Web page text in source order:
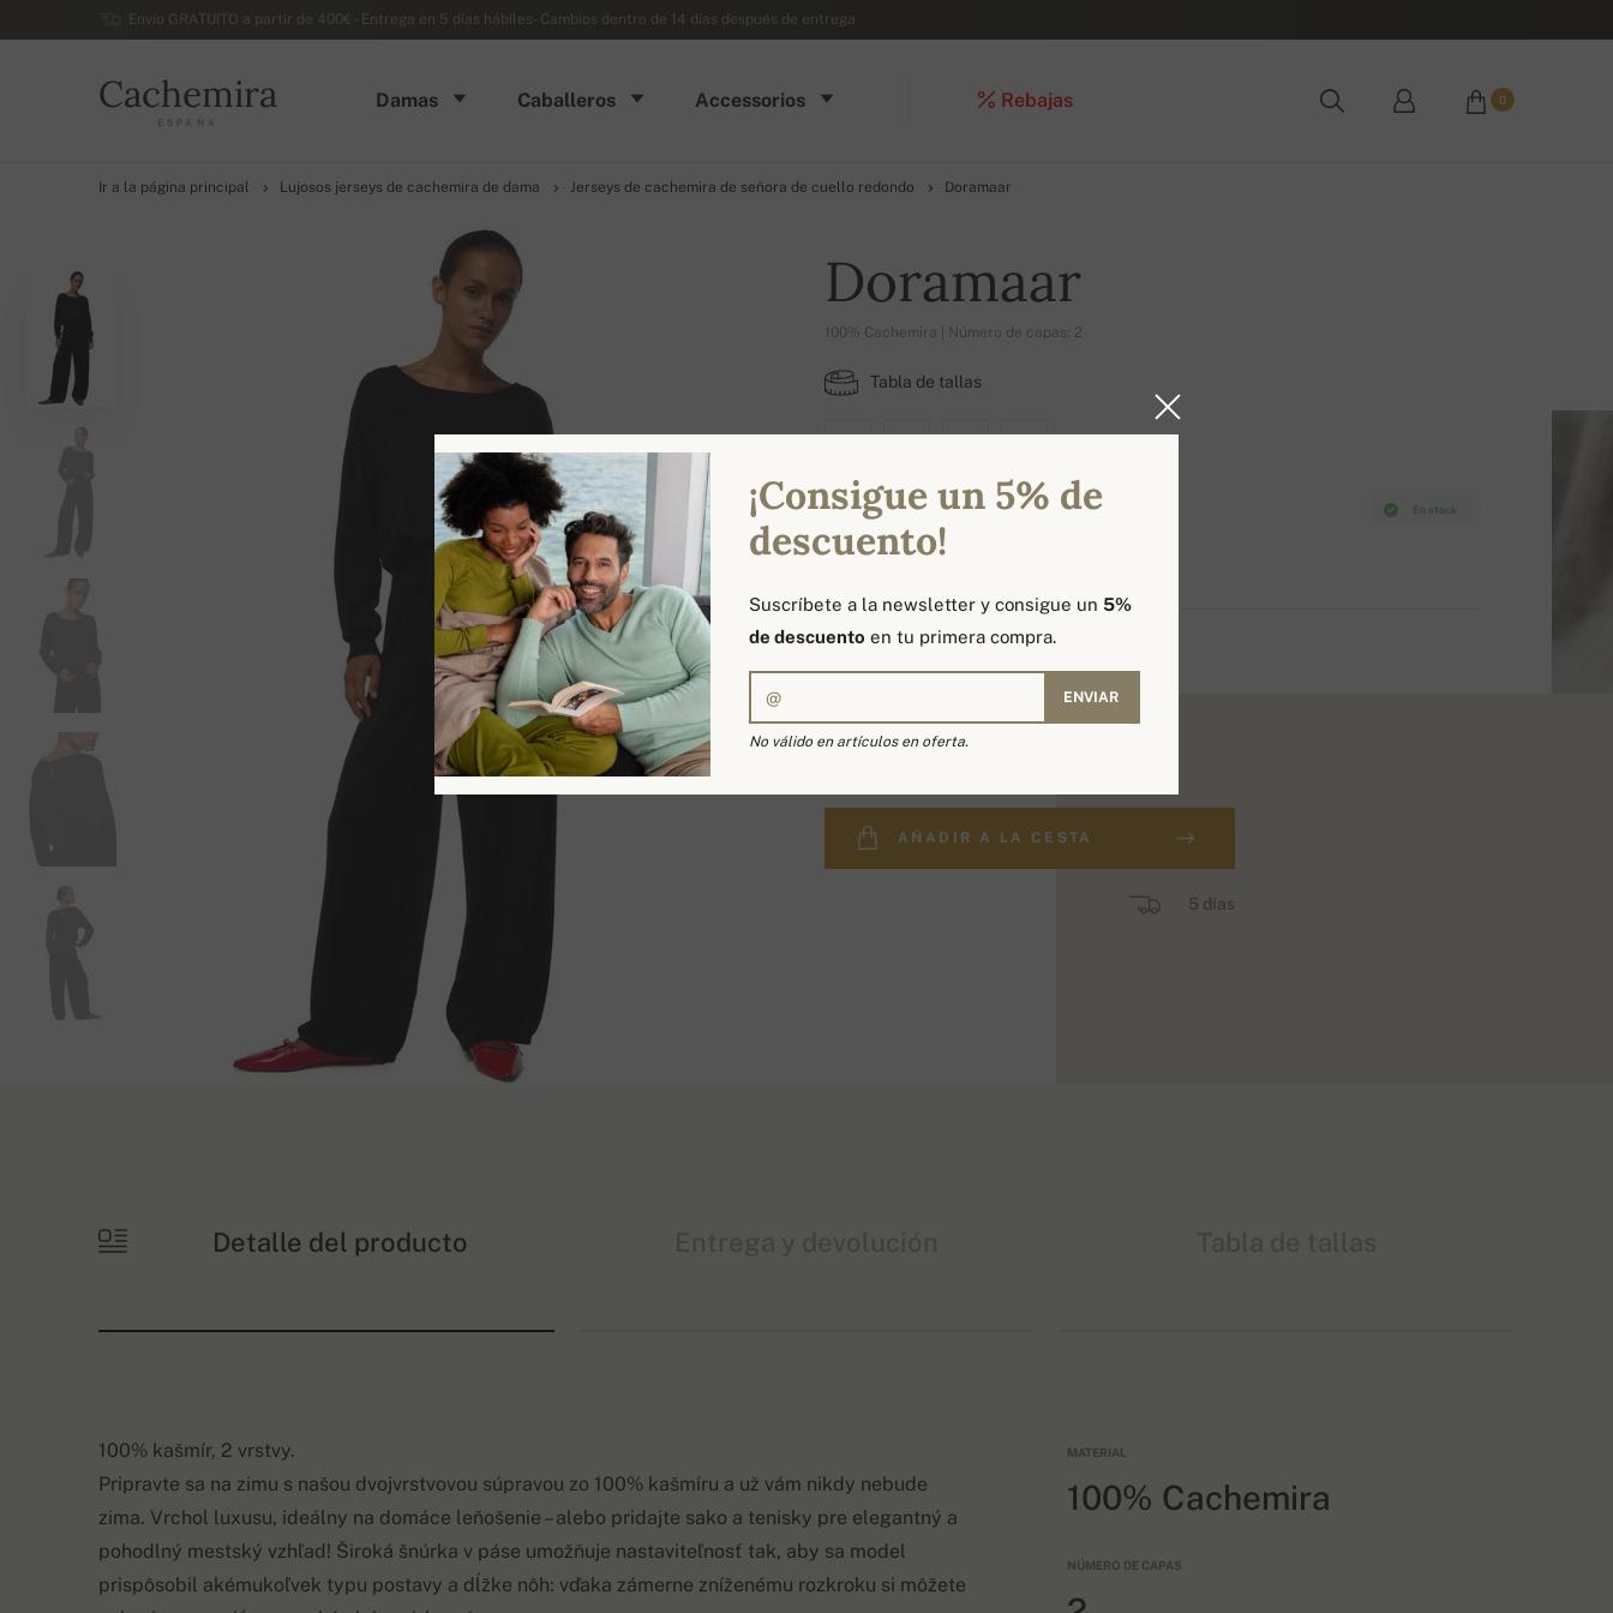
Envío GRATUITO a partir de 400€ - Entrega en 5 días hábiles- Cambios dentro de 14 días después de entrega
Cachemira
ESPAÑA
Damas Caballeros Accessorios Rebajas 0
Ir a la página principal Lujosos jerseys de cachemira de dama Jerseys de cachemira de señora de cuello redondo Doramaar
Doramaar
100% Cachemira | Número de capas: 2
Tabla de tallas
En stock
COLORES DISPONIBLES
545,00 €
AÑADIR A LA CESTA
5 días
Detalle del producto
100% kašmír, 2 vrstvy.
Pripravte sa na zimu s našou dvojvrstvovou súpravou zo 100% kašmíru a už vám nikdy nebude
zima. Vrchol luxusu, ideálny na domáce leňošenie – alebo pridajte sako a tenisky pre elegantný a
pohodlný mestský vzhľad! Široká šnúrka v páse umožňuje nastaviteľnosť tak, aby sa model
prispôsobil akémukoľvek typu postavy a dĺžke nôh: vďaka zámerne zníženému rozkroku si môžete
MATERIAL
100% Cachemira
NÚMERO DE CAPAS
¡Consigue un 5% de
descuento!
Suscríbete a la newsletter y consigue un 5%
de descuento en tu primera compra.
ENVIAR
No válido en artículos en oferta.